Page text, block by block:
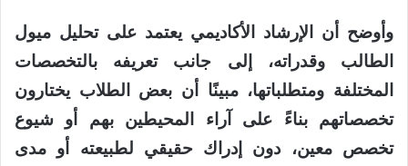
وأوضح أن الإرشاد الأكاديمي يعتمد على تحليل ميول
الطالب وقدراته، إلى جانب تعريفه بالتخصصات
المختلفة ومتطلباتها، مبينًا أن بعض الطلاب يختارون
تخصصاتهم بناءً على آراء المحيطين بهم أو شيوع
تخصص معين، دون إدراك حقيقي لطبيعته أو مدى